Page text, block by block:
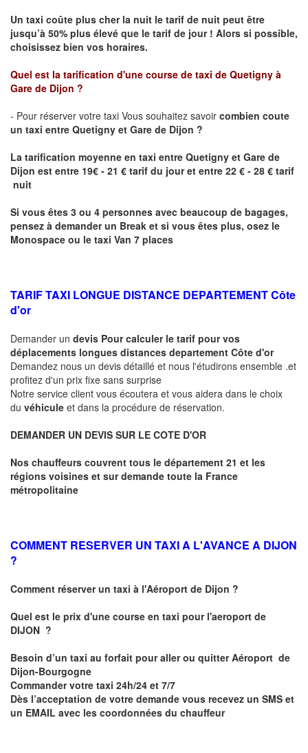
Un taxi coûte plus cher la nuit le tarif de nuit peut être
jusqu’à 50% plus élevé que le tarif de jour ! Alors si possible,
choisissez bien vos horaires.
Quel est la tarification d'une course de taxi de Quetigny à
Gare de Dijon ?
- Pour réserver votre taxi Vous souhaitez savoir combien coute
un taxi entre Quetigny et Gare de Dijon ?
La tarification moyenne en taxi entre Quetigny et Gare de
Dijon est entre 19€ - 21 € tarif du jour et entre 22 € - 28 € tarif
nuit
Si vous êtes 3 ou 4 personnes avec beaucoup de bagages,
pensez à demander un Break et si vous êtes plus, osez le
Monospace ou le taxi Van 7 places
TARIF TAXI LONGUE DISTANCE DEPARTEMENT Côte
d'or
Demander un devis Pour calculer le tarif pour vos
déplacements longues distances departement Côte d'or
Demandez nous un devis détaillé et nous l'étudirons ensemble .et
profitez d'un prix fixe sans surprise
Notre service client vous écoutera et vous aidera dans le choix
du véhicule et dans la procédure de réservation.
DEMANDER UN DEVIS SUR LE COTE D'OR
Nos chauffeurs couvrent tous le département 21 et les
régions voisines et sur demande toute la France
métropolitaine
COMMENT RESERVER UN TAXI A L'AVANCE A DIJON
?
Comment réserver un taxi à l'Aéroport de Dijon ?
Quel est le prix d'une course en taxi pour l'aeroport de
DIJON ?
Besoin d’un taxi au forfait pour aller ou quitter Aéroport de
Dijon-Bourgogne
Commander votre taxi 24h/24 et 7/7
Dès l’acceptation de votre demande vous recevez un SMS et
un EMAIL avec les coordonnées du chauffeur